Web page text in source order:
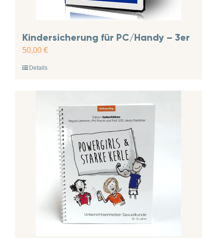
Kindersicherung für PC/Handy – 3er
50,00 €
Details